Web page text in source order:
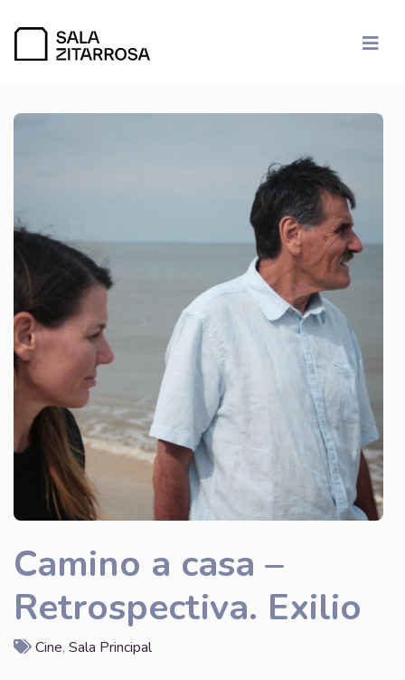
Camino a casa –
Retrospectiva. Exilio
Cine, Sala Principal